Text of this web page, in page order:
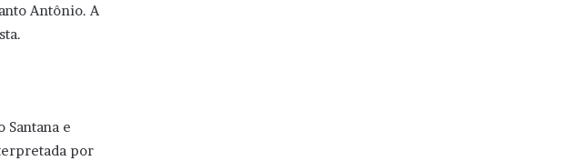
Antônio. A
e
por